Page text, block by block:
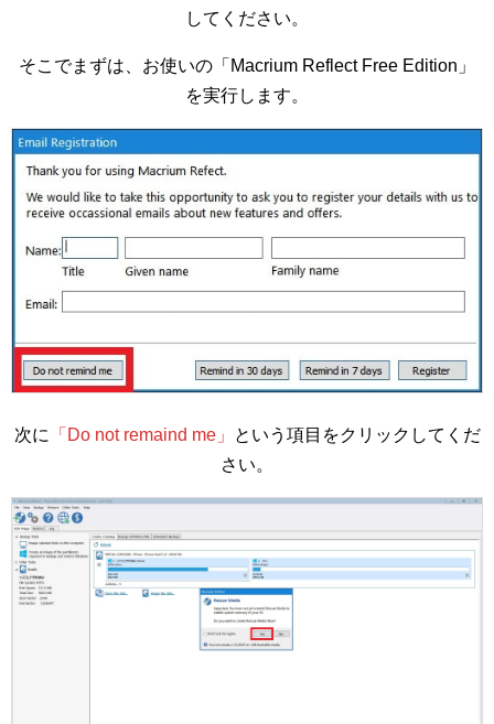
してください。
そこでまずは、お使いの「Macrium Reflect Free Edition」
を実行します。
次に 「Do not remaind me」
という項目をクリックしてくだ
さい。